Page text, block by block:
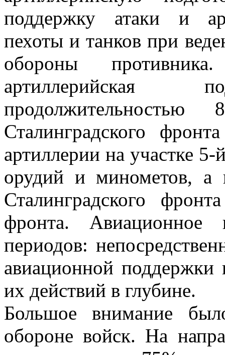
поддержку атаки и
пехоты и танков при
обороны
артиллерийская
Сталинградского
артиллерии на участке
орудий и минометов, а
Сталинградского
фронта. Авиационное
периодов:
авиационной
их действий в глубине.
Большое внимание
обороне войск. На